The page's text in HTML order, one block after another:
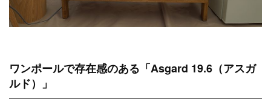
ワンポールで存在感のある「Asgard 19.6（アスガ
ルド）」